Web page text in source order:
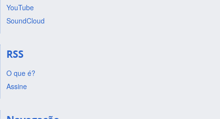
YouTube
SoundCloud
RSS
O que é?
Assine